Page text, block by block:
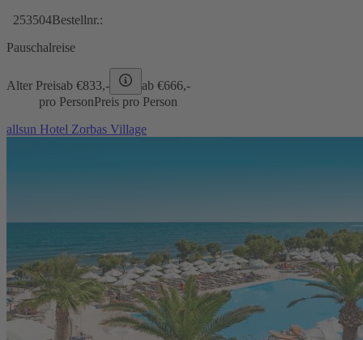
253504Bestellnr.:
Pauschalreise
Alter Preisab €833,- ab €666,-
pro PersonPreis pro Person
allsun Hotel Zorbas Village